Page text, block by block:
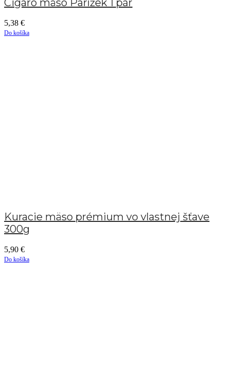
Cigáro mäso Parížek 1 pár
5,38 €
Do košíka
Kuracie mäso prémium vo vlastnej šťave
300g
5,90 €
Do košíka